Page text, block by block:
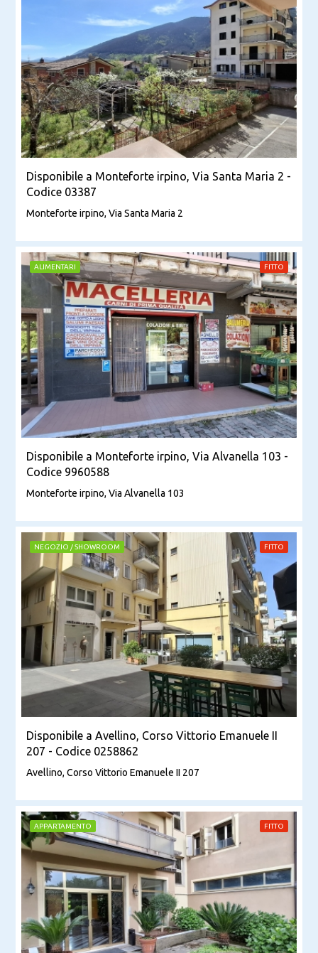
Disponibile a Monteforte irpino, Via Santa Maria 2 -
Codice 03387
Monteforte irpino, Via Santa Maria 2
ALIMENTARI FITTO
Disponibile a Monteforte irpino, Via Alvanella 103 -
Codice 9960588
Monteforte irpino, Via Alvanella 103
NEGOZIO / SHOWROOM FITTO
Disponibile a Avellino, Corso Vittorio Emanuele II
207 - Codice 0258862
Avellino, Corso Vittorio Emanuele II 207
APPARTAMENTO FITTO